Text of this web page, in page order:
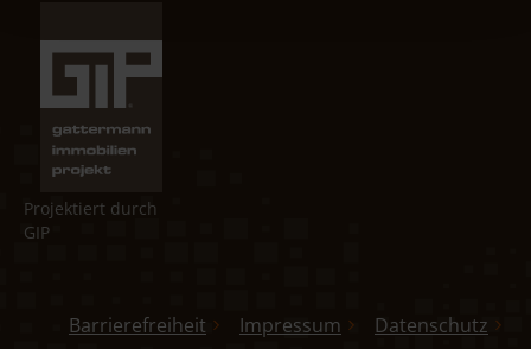
Projektiert durch
GIP
Barrierefreiheit Impressum Datenschutz